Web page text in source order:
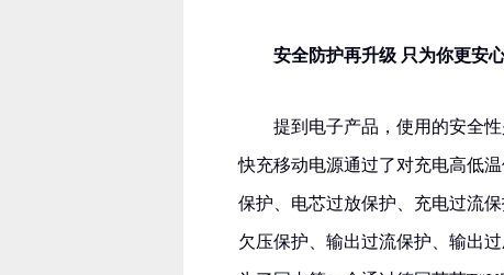
安全防护再升级 只为你更安
提到电子产品，使用的安全
快充移动电源通过了对充电高低
保护、电芯过放保护、充电过流
欠压保护、输出过流保护、输出